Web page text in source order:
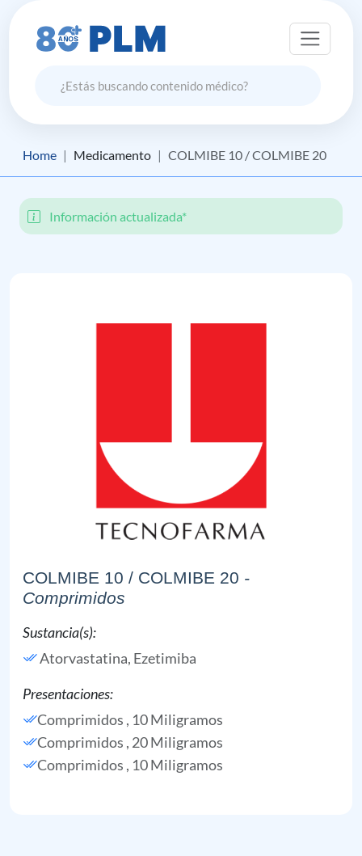
Home Medicamento COLMIBE 10 / COLMIBE 20
Información actualizada*
COLMIBE 10 / COLMIBE 20 -
Comprimidos
Sustancia(s):
Atorvastatina, Ezetimiba
Presentaciones:
Comprimidos , 10 Miligramos
Comprimidos , 20 Miligramos
Comprimidos , 10 Miligramos